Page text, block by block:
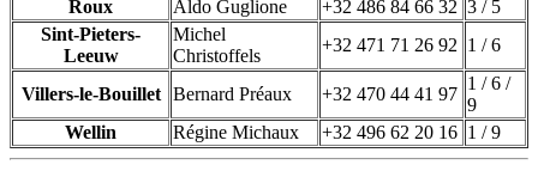
Roux
Aldo Guglione +32 486 84 66 32 3 / 5
Sint-Pieters-
Leeuw
Michel
Christoffels
+32 471 71 26 92 1 / 6
Villers-le-Bouillet Bernard Préaux +32 470 44 41 97
1 / 6 /
9
Wellin
Régine Michaux +32 496 62 20 16 1 / 9